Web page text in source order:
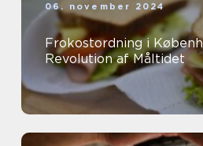
06. november 2024
Frokostordning i
Revolution af Måltidet